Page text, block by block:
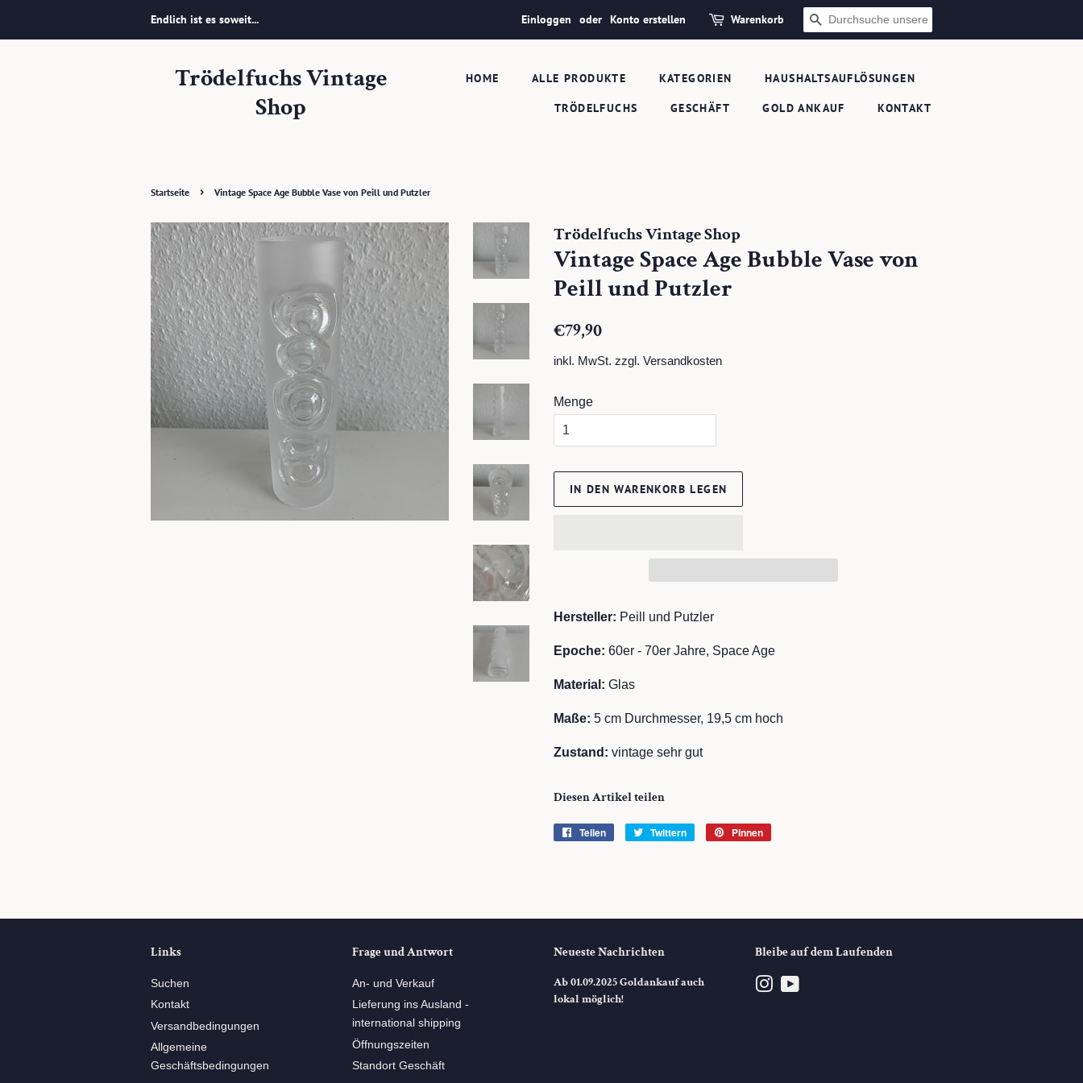
Endlich ist es soweit... Einloggen oder Konto erstellen Warenkorb SUCHEN
Trödelfuchs Vintage
Shop
HOME ALLE PRODUKTE KATEGORIEN HAUSHALTSAUFLÖSUNGEN
TRÖDELFUCHS GESCHÄFT GOLD ANKAUF KONTAKT
Startseite › Vintage Space Age Bubble Vase von Peill und Putzler
Trödelfuchs Vintage Shop
Vintage Space Age Bubble Vase von
Peill und Putzler
Normaler
€79,90
inkl. MwSt. zzgl. Versandkosten
Menge
IN DEN WARENKORB LEGEN
Hersteller: Peill und Putzler
Epoche: 60er - 70er Jahre, Space Age
Material: Glas
Maße: 5 cm Durchmesser, 19,5 cm hoch
Zustand: vintage sehr gut
Diesen Artikel teilen
Teilen Twittern Pinnen
Links
Suchen
Kontakt
Versandbedingungen
Allgemeine
Geschäftsbedingungen
Frage und Antwort
An- und Verkauf
Lieferung ins Ausland -
international shipping
Öffnungszeiten
Standort Geschäft
Neueste Nachrichten
Ab 01.09.2025 Goldankauf auch
lokal möglich!
Bleibe auf dem Laufenden
Instagram